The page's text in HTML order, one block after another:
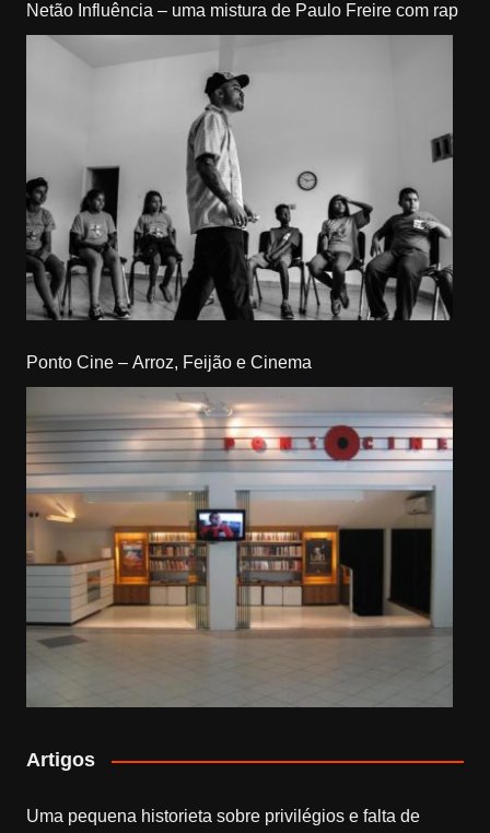
Netão Influência – uma mistura de Paulo Freire com rap
Ponto Cine – Arroz, Feijão e Cinema
Artigos
Uma pequena historieta sobre privilégios e falta de